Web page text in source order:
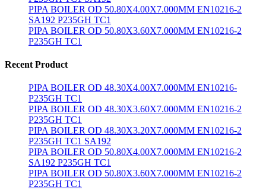
PIPA BOILER OD 50.80X4.00X7.000MM EN10216-2
SA192 P235GH TC1
PIPA BOILER OD 50.80X3.60X7.000MM EN10216-2
P235GH TC1
Recent Product
PIPA BOILER OD 48.30X4.00X7.000MM EN10216-
P235GH TC1
PIPA BOILER OD 48.30X3.60X7.000MM EN10216-2
P235GH TC1
PIPA BOILER OD 48.30X3.20X7.000MM EN10216-2
P235GH TC1 SA192
PIPA BOILER OD 50.80X4.00X7.000MM EN10216-2
SA192 P235GH TC1
PIPA BOILER OD 50.80X3.60X7.000MM EN10216-2
P235GH TC1